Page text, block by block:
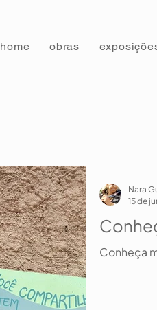
home obras
Conheça
Nara
15 de